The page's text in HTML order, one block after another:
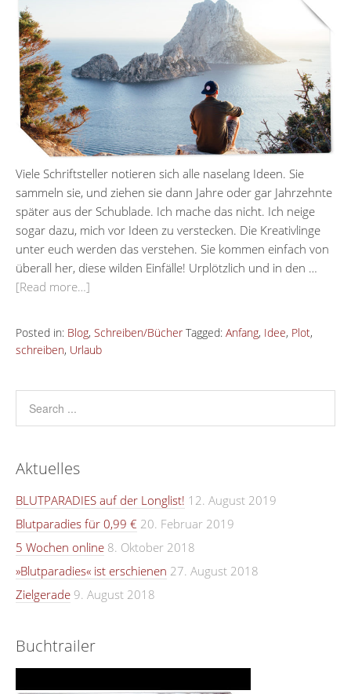
Viele Schriftsteller notieren sich alle naselang Ideen. Sie
sammeln sie, und ziehen sie dann Jahre oder gar Jahrzehnte
später aus der Schublade. Ich mache das nicht. Ich neige
sogar dazu, mich vor Ideen zu verstecken. Die Kreativlinge
unter euch werden das verstehen. Sie kommen einfach von
überall her, diese wilden Einfälle! Urplötzlich und in den …
[Read more…]
Posted in: Blog, Schreiben/Bücher Tagged: Anfang, Idee, Plot,
schreiben, Urlaub
Aktuelles
BLUTPARADIES auf der Longlist! 12. August 2019
Blutparadies für 0,99 € 20. Februar 2019
5 Wochen online 8. Oktober 2018
»Blutparadies« ist erschienen 27. August 2018
Zielgerade 9. August 2018
Buchtrailer